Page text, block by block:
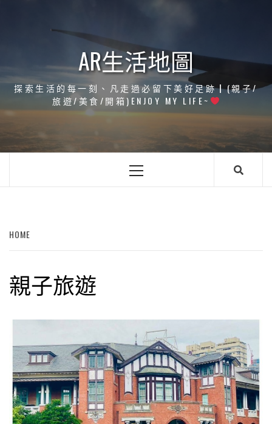
AR生活地圖
探索生活的每一刻、凡走過必留下美好足跡┃(親子/
旅遊/美食/開箱)ENJOY MY LIFE~
Primary
HOME
親子旅遊